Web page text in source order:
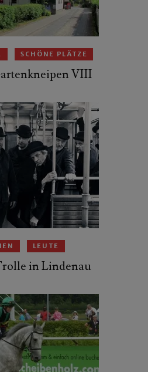
SCHÖNE PLÄTZE
VIII
LEUTE
in Lindenau